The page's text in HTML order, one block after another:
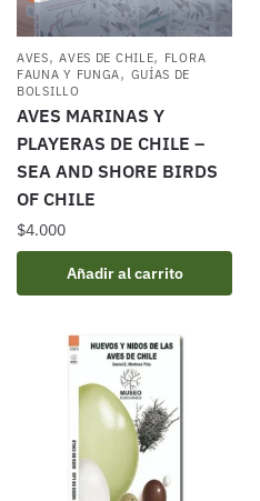
AVES,AVES DE CHILE, FLORA
FAUNA Y FUNGA, GUÍAS DE
BOLSILLO
AVES MARINAS Y
PLAYERAS DE CHILE –
SEA AND SHORE BIRDS
OF CHILE
$4.000
Añadir al carrito